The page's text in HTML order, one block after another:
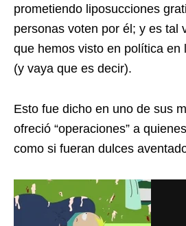
prometiendo liposucciones
personas voten por él; y es tal
que hemos visto en política en
(y vaya que es decir).
Esto fue dicho en uno de sus
ofreció “operaciones” a
como si fueran dulces